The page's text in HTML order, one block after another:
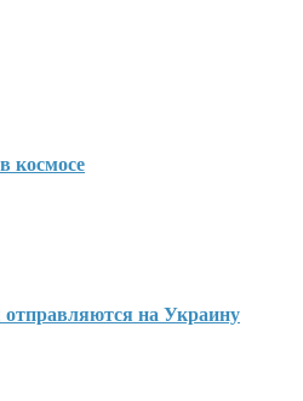
космосе
на Украину